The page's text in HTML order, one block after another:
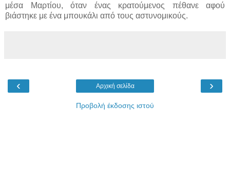
μέσα Μαρτίου, όταν ένας κρατούμενος πέθανε αφού
βιάστηκε με ένα μπουκάλι από τους αστυνομικούς.
‹ ›
Αρχική σελίδα
Προβολή έκδοσης ιστού